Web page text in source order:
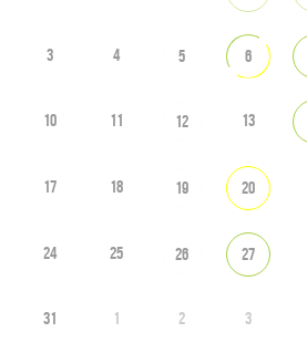
3 4 5 6
10 11 12 13
17 18 19 20
24 25 26 27
31 1 2 3